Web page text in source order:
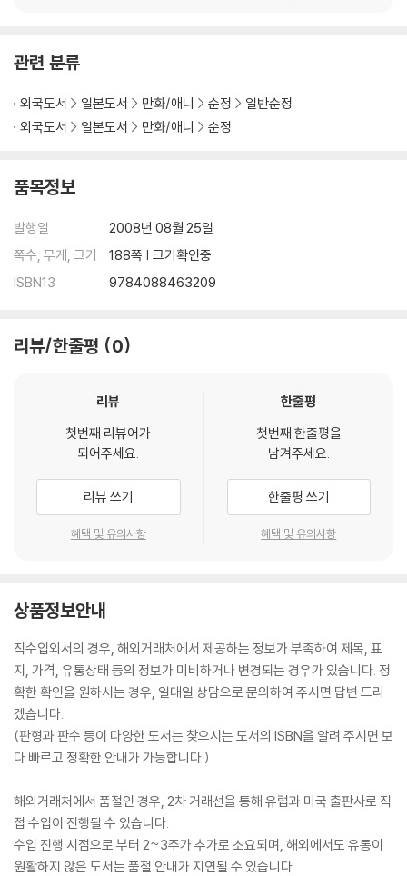
관련 분류
외국도서 일본도서 만화/애니 순정
일반순정
외국도서
일본도서 만화/애니 순정
품목정보
발행일
2008년 08월 25일
쪽수, 무게, 크기
188쪽 | 크기확인중
ISBN13
9784088463209
리뷰/한줄평 0
리뷰
첫번째 리뷰어가
되어주세요.
리뷰 쓰기
혜택 및 유의사항
한줄평
첫번째 한줄평을
남겨주세요.
한줄평 쓰기
혜택 및 유의사항
상품정보안내
직수입외서의 경우, 해외거래처에서 제공하는 정보가 부족하여 제목, 표
지, 가격, 유통상태 등의 정보가 미비하거나 변경되는 경우가 있습니다. 정
확한 확인을 원하시는 경우, 일대일 상담으로 문의하여 주시면 답변 드리
겠습니다.
(판형과 판수 등이 다양한 도서는 찾으시는 도서의 ISBN을 알려 주시면 보
다 빠르고 정확한 안내가 가능합니다.)
해외거래처에서 품절인 경우, 2차 거래선을 통해 유럽과 미국 출판사로 직
접 수입이 진행될 수 있습니다.
수입 진행 시점으로 부터 2~3주가 추가로 소요되며, 해외에서도 유통이
원활하지 않은 도서는 품절 안내가 지연될 수 있습니다.